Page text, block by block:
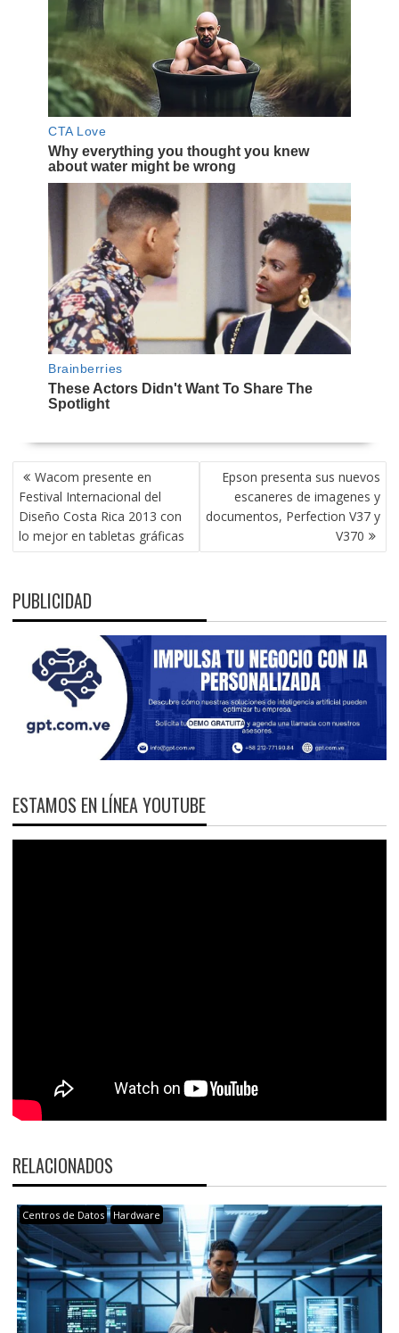
NAVEGACIÓN
DE
ENTRADAS
Wacom presente en
Festival Internacional del
Diseño Costa Rica 2013 con
lo mejor en tabletas gráficas
Epson presenta sus nuevos
escaneres de imagenes y
documentos, Perfection V37 y
V370
PUBLICIDAD
ESTAMOS EN LÍNEA YOUTUBE
RELACIONADOS
Centros de Datos Hardware